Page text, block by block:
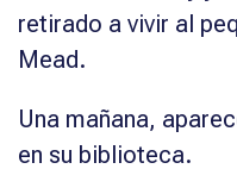
retirado a vivir al
Mead.
Una mañana,
en su biblioteca.